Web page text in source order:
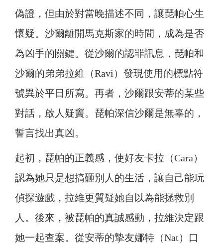
偽證，但由於對當晚描述不同，讓琵帕心生
懷疑。沙爾離開馬克斯家的時間，成為是否
為凶手的關鍵。從沙爾的認罪訊息，琵帕和
沙爾的弟弟拉維（Ravi）發現使用的標點符
號異於平日所寫。再者，沙爾跟安蒂的某些
對話，啟人疑竇。琵帕深信沙爾是無辜的，
誓言找出真凶。
起初，琵帕的正義感，使好友卡拉（Cara）
認為她只是想搞砸別人的生活，讓自己能玩
偵探遊戲，拉維更質疑她自以為能拯救別
人。後來，被琵帕的真誠感動，拉維決定跟
她一起查案。從安蒂的摯友娜特（Nat）口